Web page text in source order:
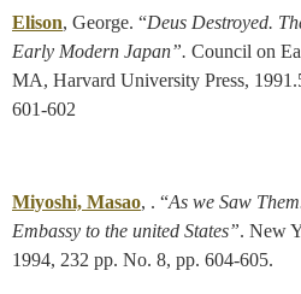
Elison, George. “Deus Destroyed.
Early Modern Japan”. Council on
MA, Harvard University Press,
601-602
Miyoshi, Masao, . “As we Saw
Embassy to the united States”. New
1994, 232 pp. No. 8, pp. 604-605.